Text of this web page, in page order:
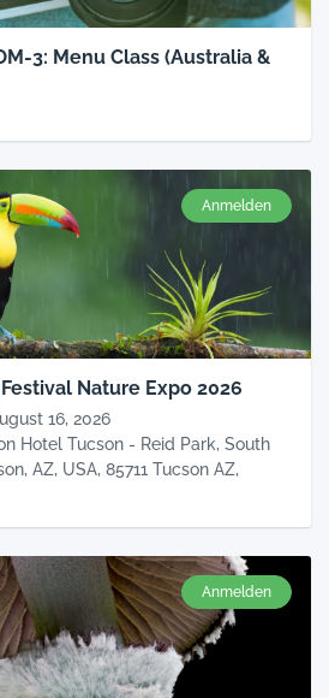
3: Menu Class (Australia &
Anmelden
Nature Expo 2026
16, 2026
Hotel Tucson - Reid Park, South
AZ, USA, 85711 Tucson AZ,
Anmelden